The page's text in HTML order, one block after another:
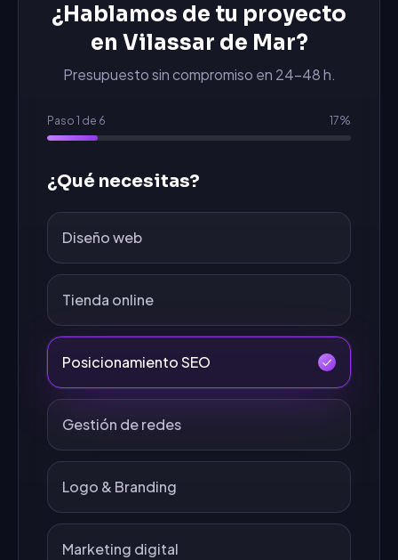
¿Hablamos de tu proyecto
en Vilassar de Mar?
Presupuesto sin compromiso en 24-48 h.
Paso 1 de 6 17%
¿Qué necesitas?
Diseño web
Tienda online
Posicionamiento SEO
Gestión de redes
Logo & Branding
Marketing digital